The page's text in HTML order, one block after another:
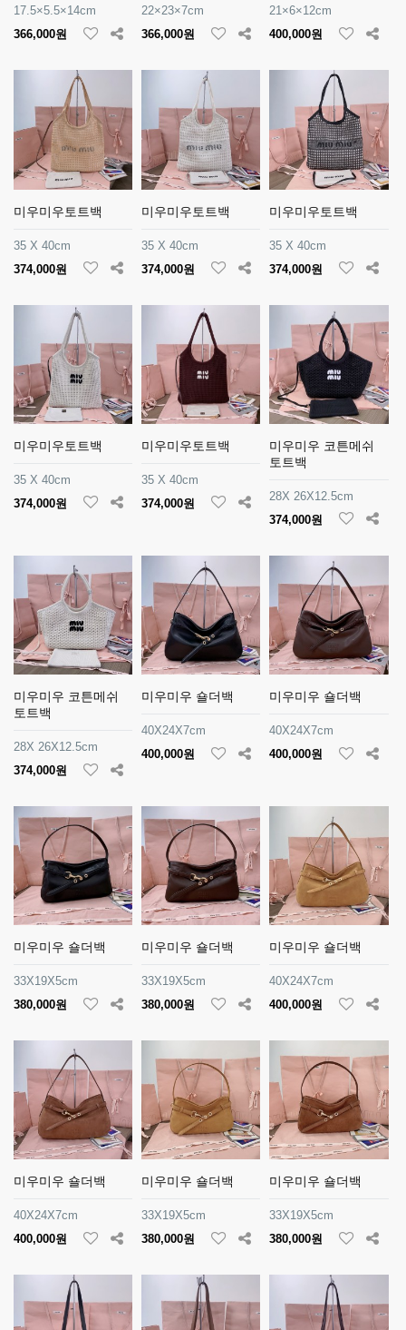
17.5×5.5×14cm
366,000원
22×23×7cm
366,000원
21×6×12cm
400,000원
미우미우토트백
35 X 40cm
374,000원
미우미우토트백
35 X 40cm
374,000원
미우미우토트백
35 X 40cm
374,000원
미우미우토트백
35 X 40cm
374,000원
미우미우토트백
35 X 40cm
374,000원
미우미우 코튼메쉬
토트백
28X 26X12.5cm
374,000원
미우미우 코튼메쉬
토트백
28X 26X12.5cm
374,000원
미우미우 숄더백
40X24X7cm
400,000원
미우미우 숄더백
40X24X7cm
400,000원
미우미우 숄더백
33X19X5cm
380,000원
미우미우 숄더백
33X19X5cm
380,000원
미우미우 숄더백
40X24X7cm
400,000원
미우미우 숄더백
40X24X7cm
400,000원
미우미우 숄더백
33X19X5cm
380,000원
미우미우 숄더백
33X19X5cm
380,000원